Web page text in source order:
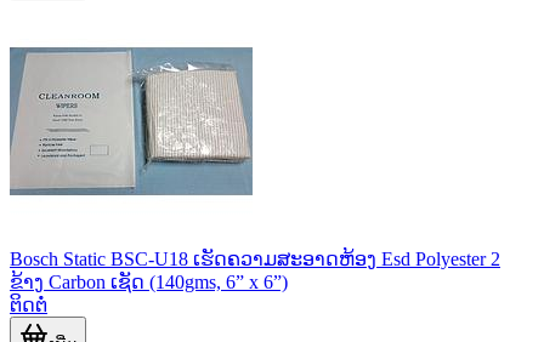
Bosch Static BSC-U18 ເຮັດຄວາມສະອາດຫ້ອງ Esd Polyester 2
ຂ້າງ Carbon ເຊັດ (140gms, 6” x 6”)
ຕິດຕໍ່